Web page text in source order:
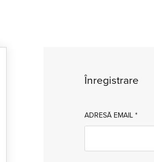
Înregistrare
ADRESĂ EMAIL *